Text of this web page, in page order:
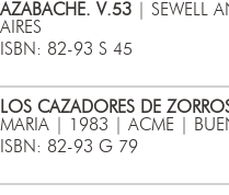
AZABACHE. V.53 | SEWELL
AIRES
ISBN: 82-93 S 45
LOS CAZADORES DE
MARIA | 1983 | ACME |
ISBN: 82-93 G 79